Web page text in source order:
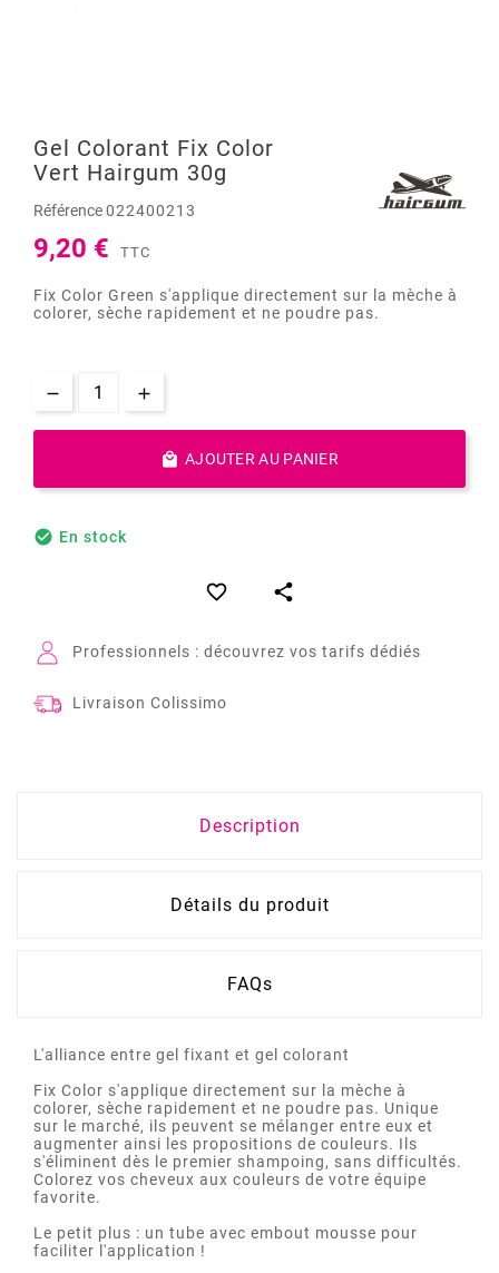
Gel Colorant Fix Color
Vert Hairgum 30g
Référence022400213
9,20 € TTC
Fix Color Green s'applique directement sur la mèche à
colorer, sèche rapidement et ne poudre pas.
 AJOUTER AU PANIER
 En stock
 
Professionnels : découvrez vos tarifs dédiés
Livraison Colissimo
Description
Détails du produit
FAQs
L'alliance entre gel fixant et gel colorant
Fix Color s'applique directement sur la mèche à
colorer, sèche rapidement et ne poudre pas. Unique
sur le marché, ils peuvent se mélanger entre eux et
augmenter ainsi les propositions de couleurs. Ils
s'éliminent dès le premier shampoing, sans difficultés.
Colorez vos cheveux aux couleurs de votre équipe
favorite.
Le petit plus : un tube avec embout mousse pour
faciliter l'application !